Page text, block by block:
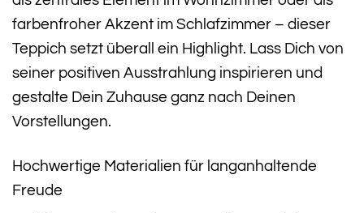
farbenfroher Akzent im Schlafzimmer – dieser
Teppich setzt überall ein Highlight. Lass Dich von
seiner positiven Ausstrahlung inspirieren und
gestalte Dein Zuhause ganz nach Deinen
Vorstellungen.
Hochwertige Materialien für langanhaltende
Freude